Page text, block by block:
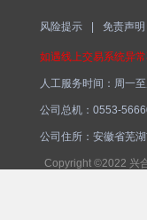
风险提示 免责声明
如遇线上交易系统异
人工服务时间：周一
公司总机：0553-
公司住所：安徽省芜
Copyright ©2022 兴